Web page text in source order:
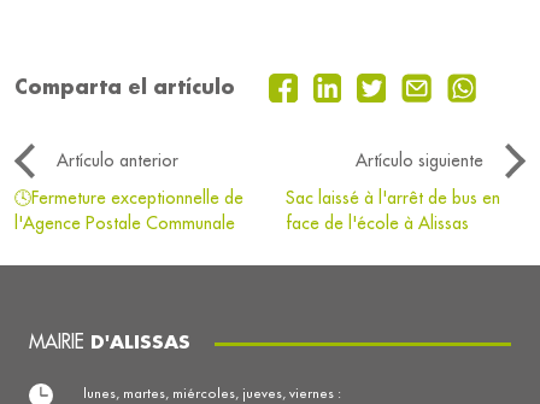
Comparta el artículo
Artículo anterior
Artículo siguiente
🕓Fermeture exceptionnelle de
l'Agence Postale Communale
Sac laissé à l'arrêt de bus en
face de l'école à Alissas
MAIRIE D'ALISSAS
lunes, martes, miércoles, jueves, viernes :